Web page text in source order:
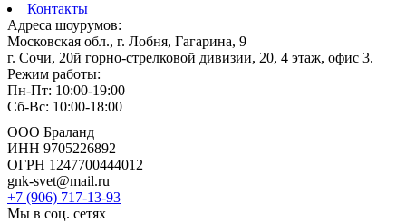
Контакты
Адреса шоурумов:
Московская обл., г. Лобня, Гагарина, 9
г. Сочи, 20й горно-стрелковой дивизии, 20, 4 этаж, офис 3.
Режим работы:
Пн-Пт: 10:00-19:00
Сб-Вс: 10:00-18:00
ООО Браланд
ИНН 9705226892
ОГРН 1247700444012
gnk-svet@mail.ru
+7 (906) 717-13-93
Мы в соц. сетях